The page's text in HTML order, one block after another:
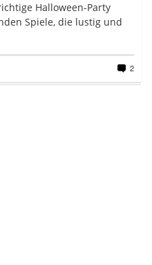
Halloween-Party
Spiele, die lustig und
2